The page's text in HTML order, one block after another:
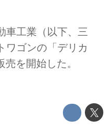
車工業（以下、三
ワゴンの「デリカ
を開始した。